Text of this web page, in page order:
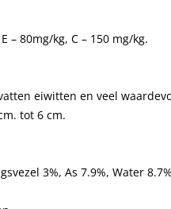
– 80mg/kg, C – 150 mg/kg.
eiwitten en veel
tot 6 cm.
3%, As 7.9%, Water 8.7%